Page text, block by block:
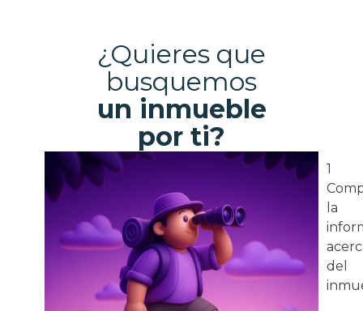
¿Quieres que
busquemos
un inmueble
por ti?
1
la
del